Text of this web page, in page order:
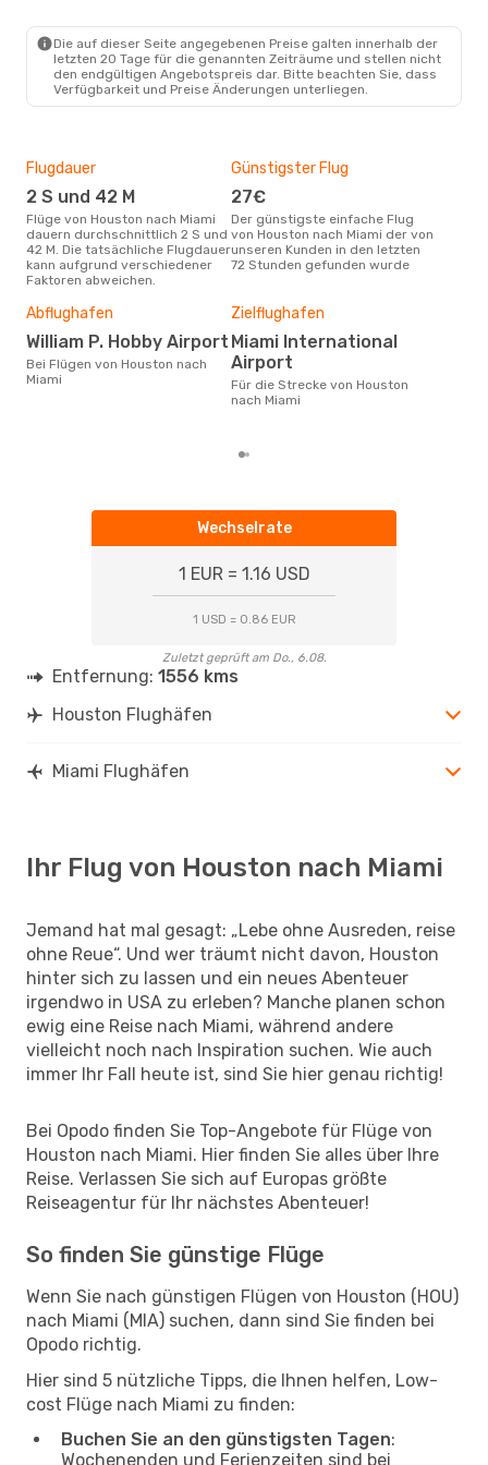
Die auf dieser Seite angegebenen Preise galten innerhalb der
letzten 20 Tage für die genannten Zeiträume und stellen nicht
den endgültigen Angebotspreis dar. Bitte beachten Sie, dass
Verfügbarkeit und Preise Änderungen unterliegen.
Flugdauer
2 S und 42 M
Flüge von Houston nach Miami
dauern durchschnittlich 2 S und
42 M. Die tatsächliche Flugdauer
kann aufgrund verschiedener
Faktoren abweichen.
Günstigster Flug
27€
Der günstigste einfache Flug
von Houston nach Miami der von
unseren Kunden in den letzten
72 Stunden gefunden wurde
Abflughafen
William P. Hobby Airport
Bei Flügen von Houston nach
Miami
Zielflughafen
Miami International
Airport
Für die Strecke von Houston
nach Miami
Wechselrate
1 EUR = 1.16 USD
1 USD = 0.86 EUR
Zuletzt geprüft am Do., 6.08.
Entfernung: 1556 kms
Houston Flughäfen
Miami Flughäfen
Ihr Flug von Houston nach Miami
Jemand hat mal gesagt: „Lebe ohne Ausreden, reise
ohne Reue“. Und wer träumt nicht davon, Houston
hinter sich zu lassen und ein neues Abenteuer
irgendwo in USA zu erleben? Manche planen schon
ewig eine Reise nach Miami, während andere
vielleicht noch nach Inspiration suchen. Wie auch
immer Ihr Fall heute ist, sind Sie hier genau richtig!
Bei Opodo finden Sie Top-Angebote für Flüge von
Houston nach Miami. Hier finden Sie alles über Ihre
Reise. Verlassen Sie sich auf Europas größte
Reiseagentur für Ihr nächstes Abenteuer!
So finden Sie günstige Flüge
Wenn Sie nach günstigen Flügen von Houston (HOU)
nach Miami (MIA) suchen, dann sind Sie finden bei
Opodo richtig.
Hier sind 5 nützliche Tipps, die Ihnen helfen, Low-
cost Flüge nach Miami zu finden:
Buchen Sie an den günstigsten Tagen:
Wochenenden und Ferienzeiten sind bei